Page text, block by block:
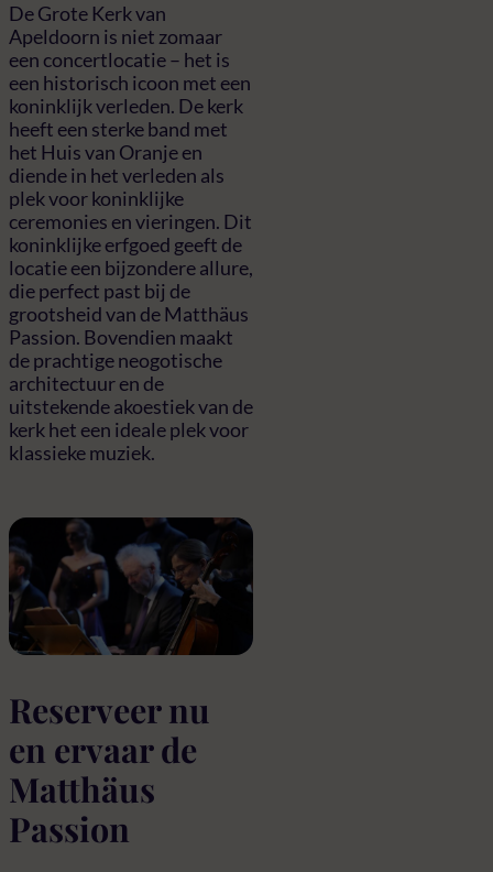
De Grote Kerk van
Apeldoorn is niet zomaar
een concertlocatie – het is
een historisch icoon met een
koninklijk verleden. De kerk
heeft een sterke band met
het Huis van Oranje en
diende in het verleden als
plek voor koninklijke
ceremonies en vieringen. Dit
koninklijke erfgoed geeft de
locatie een bijzondere allure,
die perfect past bij de
grootsheid van de Matthäus
Passion. Bovendien maakt
de prachtige neogotische
architectuur en de
uitstekende akoestiek van de
kerk het een ideale plek voor
klassieke muziek.
Reserveer nu
en ervaar de
Matthäus
Passion